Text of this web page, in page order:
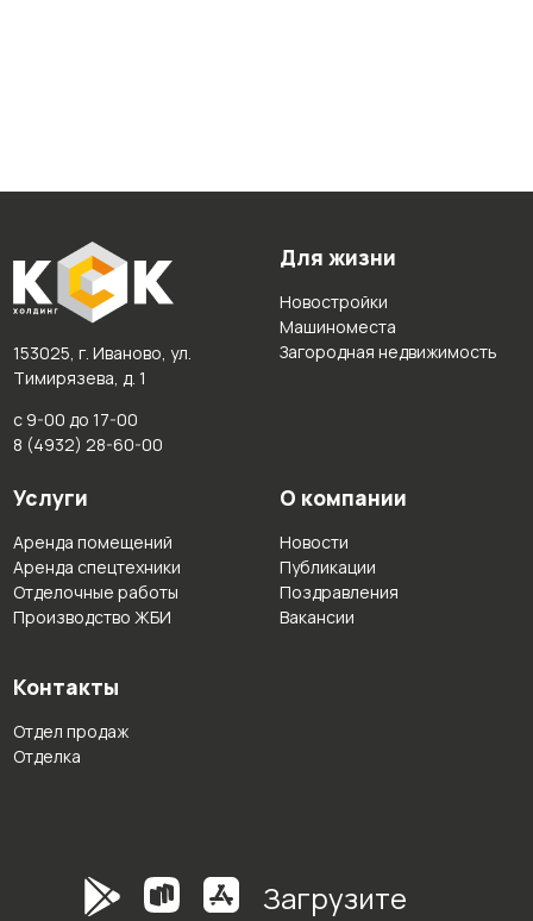
153025, г. Иваново, ул.
Тимирязева, д. 1
с 9-00 до 17-00
8 (4932) 28-60-00
Для жизни
Новостройки
Машиноместа
Загородная недвижимость
Услуги
Аренда помещений
Аренда спецтехники
Отделочные работы
Производство ЖБИ
О компании
Новости
Публикации
Поздравления
Вакансии
Контакты
Отдел продаж
Отделка
Загрузите